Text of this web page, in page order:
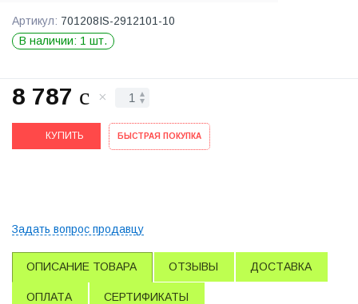
Артикул: 701208IS-2912101-10
В наличии: 1 шт.
8 787 c
КУПИТЬ БЫСТРАЯ ПОКУПКА
Задать вопрос продавцу
ОПИСАНИЕ ТОВАРА ОТЗЫВЫ ДОСТАВКА
ОПЛАТА СЕРТИФИКАТЫ